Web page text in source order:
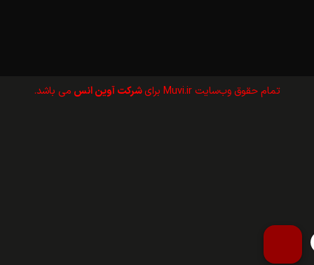
تمام حقوق وب‌سايت Muvi.ir برای شرکت آوین انس می باشد.